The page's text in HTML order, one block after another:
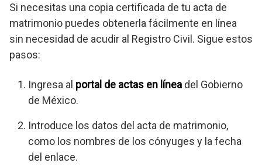
Si necesitas una copia certificada de tu acta de
matrimonio puedes obtenerla fácilmente en línea
sin necesidad de acudir al Registro Civil. Sigue estos
pasos:
Ingresa al portal de actas en línea del Gobierno
de México.
Introduce los datos del acta de matrimonio,
como los nombres de los cónyuges y la fecha
del enlace.